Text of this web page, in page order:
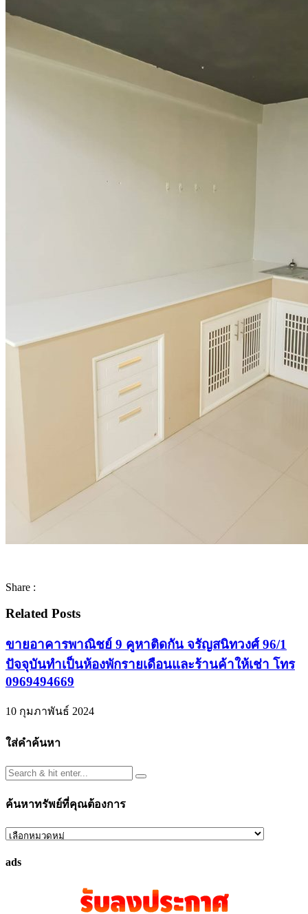
Share :
Related Posts
ขายอาคารพาณิชย์ 9 คูหาติดกัน จรัญสนิทวงศ์ 96/1
ปัจจุบันทำเป็นห้องพักรายเดือนและร้านค้าให้เช่า โทร
0969494669
10 กุมภาพันธ์ 2024
ใส่คำค้นหา
ค้นหาทรัพย์ที่คุณต้องการ
ค้นหา
ที่
ads